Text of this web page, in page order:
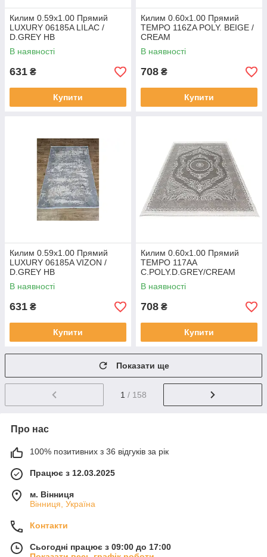
Килим 0.59х1.00 Прямий
LUXURY 06185A LILAC /
D.GREY HB
В наявності
631 ₴
Купити
Килим 0.60х1.00 Прямий
TEMPO 116ZA POLY. BEIGE /
CREAM
В наявності
708 ₴
Купити
Килим 0.59х1.00 Прямий
LUXURY 06185A VIZON /
D.GREY HB
В наявності
631 ₴
Купити
Килим 0.60х1.00 Прямий
TEMPO 117AA
C.POLY.D.GREY/CREAM
В наявності
708 ₴
Купити
Показати ще
1 / 158
Про нас
100% позитивних з 36 відгуків за рік
Працює з 12.03.2025
м. Вінниця
Вінниця, Україна
Контакти
Сьогодні працює з 09:00 до 17:00